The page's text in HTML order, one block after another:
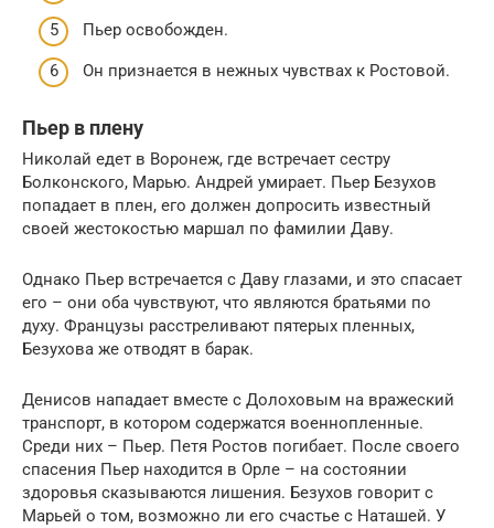
Пьер освобожден.
Он признается в нежных чувствах к Ростовой.
Пьер в плену
Николай едет в Воронеж, где встречает сестру
Болконского, Марью. Андрей умирает. Пьер Безухов
попадает в плен, его должен допросить известный
своей жестокостью маршал по фамилии Даву.
Однако Пьер встречается с Даву глазами, и это спасает
его – они оба чувствуют, что являются братьями по
духу. Французы расстреливают пятерых пленных,
Безухова же отводят в барак.
Денисов нападает вместе с Долоховым на вражеский
транспорт, в котором содержатся военнопленные.
Среди них – Пьер. Петя Ростов погибает. После своего
спасения Пьер находится в Орле – на состоянии
здоровья сказываются лишения. Безухов говорит с
Марьей о том, возможно ли его счастье с Наташей. У